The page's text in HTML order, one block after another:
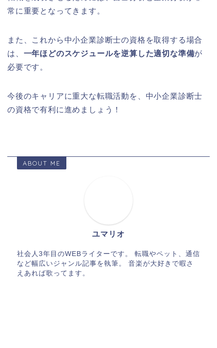
常に重要となってきます。
また、これから中小企業診断士の資格を取得する場合
は、 一年ほどのスケジュールを逆算した適切な準備が
必要です。
今後のキャリアに重大な転職活動を、中小企業診断士
の資格で有利に進めましょう！
ABOUT ME
ユマリオ
社会人3年目のWEBライターです。 転職やペット、通信
など幅広いジャンル記事を執筆。 音楽が大好きで暇さ
えあれば歌ってます。